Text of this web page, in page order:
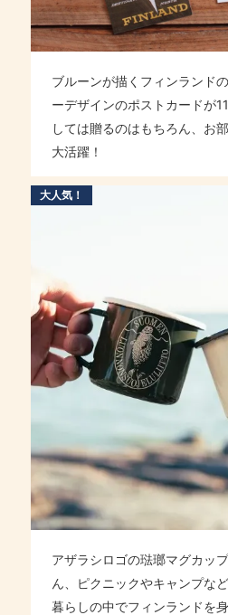
ブルーンが描くフィンランド
ーデザインのポストカードが
しては贈るのはもちろん、お
大活躍！
大人気！
アザラシロゴの琺瑯マグカッ
ん、ピクニックやキャンプな
暮らしの中でフィンランドを